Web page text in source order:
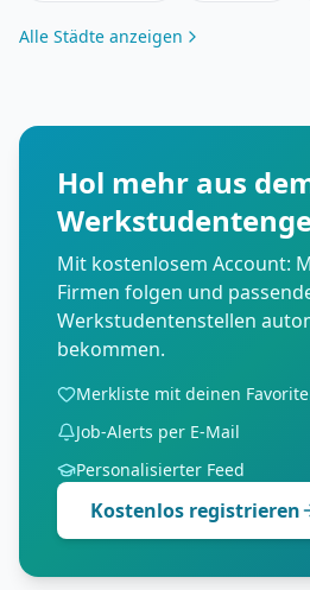
Alle Städte anzeigen
Hol mehr aus
Mit kostenlosem Account:
Firmen folgen und
Werkstudentenstellen
bekommen.
Merkliste mit deinen
Job-Alerts per E-Mail
Personalisierter Feed
Kostenlos registrieren